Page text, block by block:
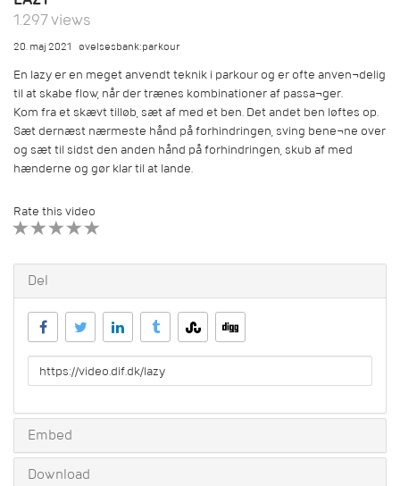
1.297 views
20. maj 2021 øvelsesbank:parkour
En lazy er en meget anvendt teknik i parkour og er ofte anven¬delig
til at skabe flow, når der trænes kombinationer af passa¬ger.
Kom fra et skævt tilløb, sæt af med et ben. Det andet ben løftes op.
Sæt dernæst nærmeste hånd på forhindringen, sving bene¬ne over
og sæt til sidst den anden hånd på forhindringen, skub af med
hænderne og gør klar til at lande.
Rate this video
Del
URL
to
Embed
Download